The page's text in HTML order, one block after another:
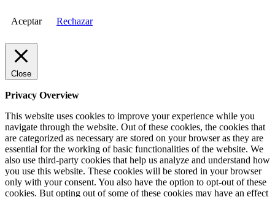
Aceptar Rechazar
Close
Privacy Overview
This website uses cookies to improve your experience while you
navigate through the website. Out of these cookies, the cookies that
are categorized as necessary are stored on your browser as they are
essential for the working of basic functionalities of the website. We
also use third-party cookies that help us analyze and understand how
you use this website. These cookies will be stored in your browser
only with your consent. You also have the option to opt-out of these
cookies. But opting out of some of these cookies may have an effect